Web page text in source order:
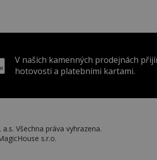
V našich kamenných prodejnách
hotovosti a platebními kartami.
Všechna práva vyhrazena.
s.r.o.